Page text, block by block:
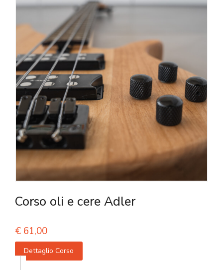
Corso oli e cere Adler
€ 61,00
Dettaglio Corso